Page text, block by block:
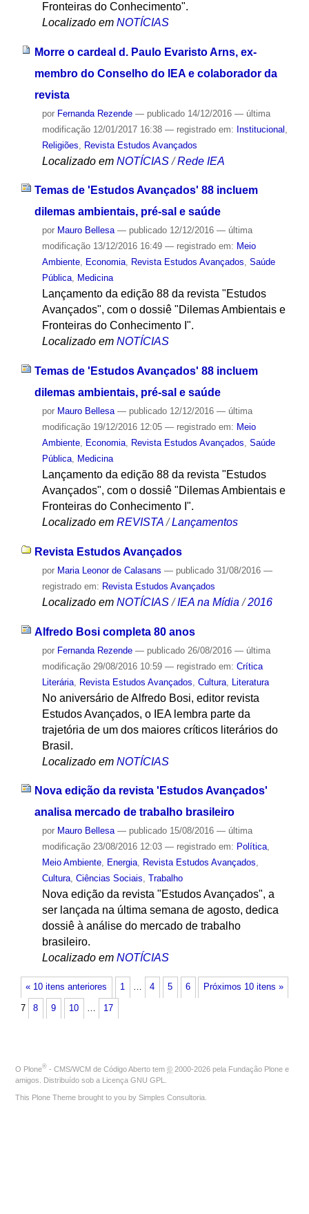
Fronteiras do Conhecimento".
Localizado em NOTÍCIAS
Morre o cardeal d. Paulo Evaristo Arns, ex-
membro do Conselho do IEA e colaborador da
revista
por Fernanda Rezende — publicado14/12/2016 — última
modificação12/01/2017 16:38 — registrado em: Institucional
Religiões
Revista Estudos Avançados
Localizado em NOTÍCIAS /Rede IEA
Temas de 'Estudos Avançados' 88 incluem
dilemas ambientais, pré-sal e saúde
por Mauro Bellesa — publicado12/12/2016 — última
modificação13/12/2016 16:49 — registrado em: Meio
Ambiente, Economia, Revista Estudos Avançados, Saúde
Pública, Medicina
Lançamento da edição 88 da revista "Estudos
Avançados", com o dossiê "Dilemas Ambientais e
Fronteiras do Conhecimento I".
Localizado em NOTÍCIAS
Temas de 'Estudos Avançados' 88 incluem
dilemas ambientais, pré-sal e saúde
por Mauro Bellesa — publicado12/12/2016 — última
modificação19/12/2016 12:05 — registrado em: Meio
Ambiente, Economia, Revista Estudos Avançados, Saúde
Pública, Medicina
Lançamento da edição 88 da revista "Estudos
Avançados", com o dossiê "Dilemas Ambientais e
Fronteiras do Conhecimento I".
Localizado em REVISTA /Lançamentos
Revista Estudos Avançados
por Maria Leonor de Calasans — publicado31/08/2016 —
registrado em: Revista Estudos Avançados
Localizado em NOTÍCIAS /IEA na Mídia /2016
Alfredo Bosi completa 80 anos
por Fernanda Rezende — publicado26/08/2016 — última
modificação29/08/2016 10:59 — registrado em: Crítica
Literária, Revista Estudos Avançados Cultura, Literatura
No aniversário de Alfredo Bosi, editor revista
Estudos Avançados, o IEA lembra parte da
trajetória de um dos maiores críticos literários do
Brasil.
Localizado em NOTÍCIAS
Nova edição da revista 'Estudos Avançados'
analisa mercado de trabalho brasileiro
por Mauro Bellesa — publicado15/08/2016 — última
modificação23/08/2016 12:03 — registrado em: Política,
Meio Ambiente, Energia, Revista Estudos Avançados,
Cultura, Ciências Sociais, Trabalho
Nova edição da revista "Estudos Avançados", a
ser lançada na última semana de agosto, dedica
dossiê à análise do mercado de trabalho
brasileiro.
Localizado em NOTÍCIAS
« 10 itens anteriores Próximos 10 itens »
1 … 4 5 6
7 8 9 10 … 17
O Plone® - CMS/WCM de Código Aberto tem © 2000-2026 pela Fundação Plone e
amigos. Distribuído sob a Licença GNU GPL
This Plone Theme brought to you by Simples Consultoria